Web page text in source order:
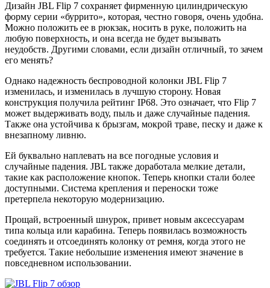
Дизайн JBL Flip 7 сохраняет фирменную цилиндрическую
форму серии «буррито», которая, честно говоря, очень удобна.
Можно положить ее в рюкзак, носить в руке, положить на
любую поверхность, и она всегда не будет вызывать
неудобств. Другими словами, если дизайн отличный, то зачем
его менять?
Однако надежность беспроводной колонки JBL Flip 7
изменилась, и изменилась в лучшую сторону. Новая
конструкция получила рейтинг IP68. Это означает, что Flip 7
может выдерживать воду, пыль и даже случайные падения.
Также она устойчива к брызгам, мокрой траве, песку и даже к
внезапному ливню.
Ей буквально наплевать на все погодные условия и
случайные падения. JBL также доработала мелкие детали,
такие как расположение кнопок. Теперь кнопки стали более
доступными. Система крепления и переноски тоже
претерпела некоторую модернизацию.
Прощай, встроенный шнурок, привет новым аксессуарам
типа кольца или карабина. Теперь появилась возможность
соединять и отсоединять колонку от ремня, когда этого не
требуется. Такие небольшие изменения имеют значение в
повседневном использовании.